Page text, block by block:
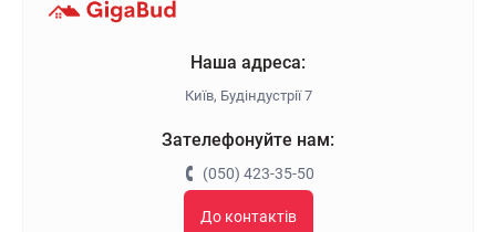
Наша адреса:
Київ, Будіндустрії 7
Зателефонуйте нам:
(050) 423-35-50
До контактів